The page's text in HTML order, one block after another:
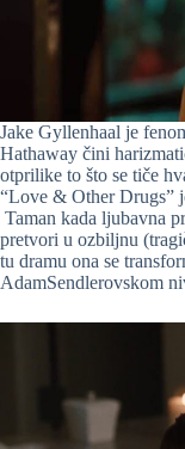
Jake Gyllenhaal je
Hathaway čini
otprilike to što se tiče
“Love & Other Drugs”
Taman kada ljubavna
pretvori u ozbiljnu
tu dramu ona se
AdamSendlerovskom